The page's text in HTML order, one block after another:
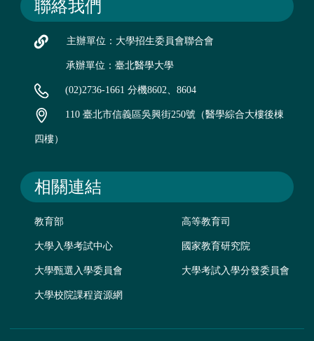
聯絡我們
主辦單位：大學招生委員會聯合會
承辦單位：臺北醫學大學
(02)2736-1661 分機8602、8604
110 臺北市信義區吳興街250號（醫學綜合大樓後棟
四樓）
相關連結
教育部 高等教育司
大學入學考試中心 國家教育研究院
大學甄選入學委員會 大學考試入學分發委員會
大學校院課程資源網